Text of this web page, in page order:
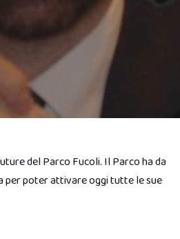
del Parco Fucoli. Il Parco ha da
per poter attivare oggi tutte le sue